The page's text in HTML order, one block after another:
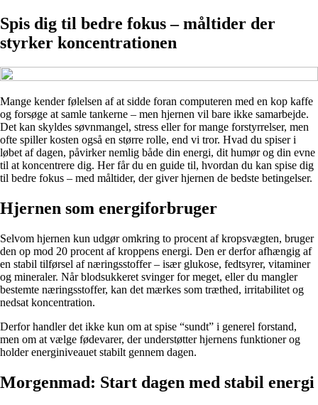
Spis dig til bedre fokus – måltider der
styrker koncentrationen
Mange kender følelsen af at sidde foran computeren med en kop kaffe
og forsøge at samle tankerne – men hjernen vil bare ikke samarbejde.
Det kan skyldes søvnmangel, stress eller for mange forstyrrelser, men
ofte spiller kosten også en større rolle, end vi tror. Hvad du spiser i
løbet af dagen, påvirker nemlig både din energi, dit humør og din evne
til at koncentrere dig. Her får du en guide til, hvordan du kan spise dig
til bedre fokus – med måltider, der giver hjernen de bedste betingelser.
Hjernen som energiforbruger
Selvom hjernen kun udgør omkring to procent af kropsvægten, bruger
den op mod 20 procent af kroppens energi. Den er derfor afhængig af
en stabil tilførsel af næringsstoffer – især glukose, fedtsyrer, vitaminer
og mineraler. Når blodsukkeret svinger for meget, eller du mangler
bestemte næringsstoffer, kan det mærkes som træthed, irritabilitet og
nedsat koncentration.
Derfor handler det ikke kun om at spise “sundt” i generel forstand,
men om at vælge fødevarer, der understøtter hjernens funktioner og
holder energiniveauet stabilt gennem dagen.
Morgenmad: Start dagen med stabil energi